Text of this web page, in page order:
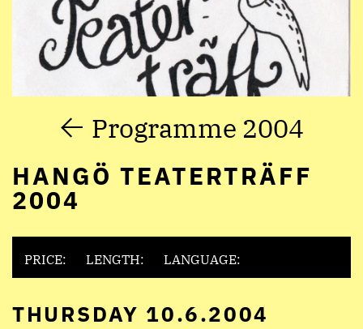
Programme 2004
HANGÖ TEATERTRÄFF
2004
PRICE: LENGTH: LANGUAGE:
THURSDAY 10.6.2004